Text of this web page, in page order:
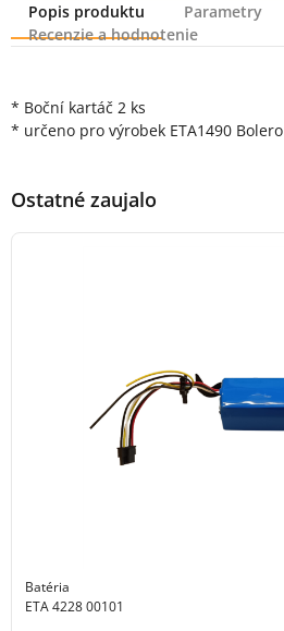
Popis produktu
Parametry
Recenzie a hodnotenie
* Boční kartáč 2 ks
* určeno pro výrobek ETA1490 Bolero
Ostatné zaujalo
Batéria
ETA 4228 00101